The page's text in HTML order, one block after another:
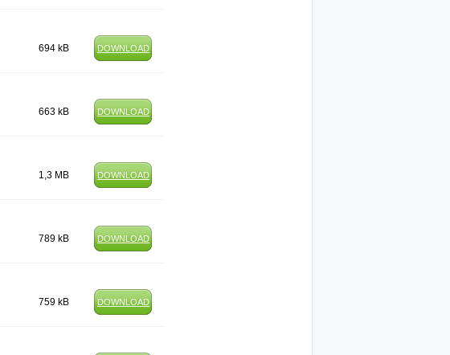
694 kB DOWNLOAD
663 kB DOWNLOAD
1,3 MB DOWNLOAD
789 kB DOWNLOAD
759 kB DOWNLOAD